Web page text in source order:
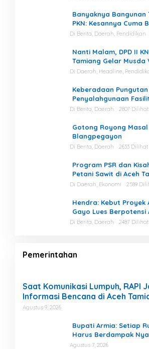
Banyaknya Bangunan
PKN: Kesannya Cuma
Kegiatan
Di Berita, Daerah, Pendidikan
Nanti Malam, DPD II
Tamiang Gelar Musda
Di Daerah, Headline,
Keberadaan
Penyalahgunaan
Masih Tinggi di Gayo
Di Berita, Daerah 2807 Dilihat
Gotong Royong Masal
Blangpegayon
Di Berita, Daerah 2633 Dilihat
Program PSR dan
Petani Sawit di Aceh
Di Daerah, Ekonomi 2589
Hendra: Kebut Proyek
Gayo Lues Berpotensi
Di Berita, Daerah 2487 Dilihat
Pemerintahan
Saat Komunikasi Lumpuh, RAPI
Informasi Bencana di Aceh
Agustus 9, 2026
Bupati Armia: Setiap
Harus Berdampak
Masyarakat
Agustus 7, 2026